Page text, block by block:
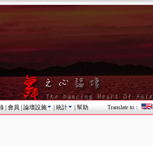
| 會員 論壇設施 統計 幫助 Translate to：